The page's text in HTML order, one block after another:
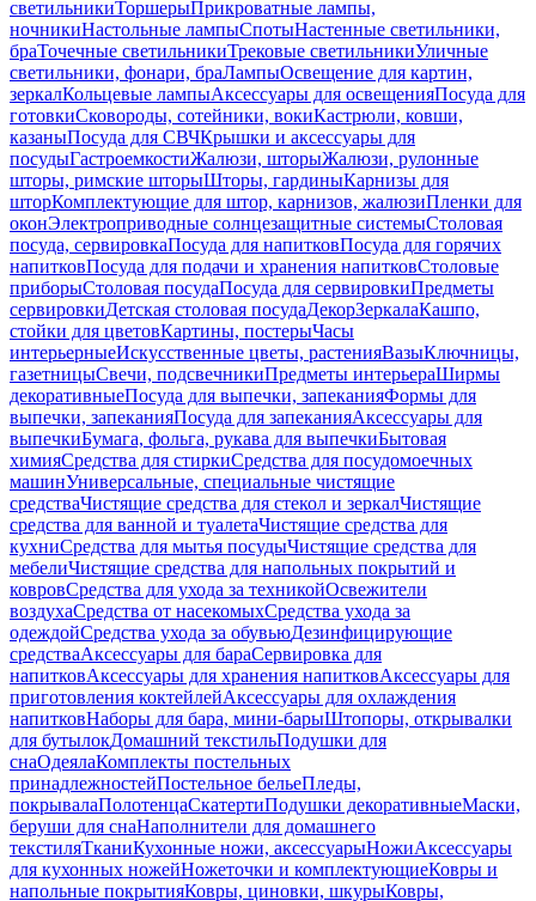
светильникиТоршерыПрикроватные лампы,
ночникиНастольные лампыСпотыНастенные светильники,
браТочечные светильникиТрековые светильникиУличные
светильники, фонари, браЛампыОсвещение для картин,
зеркалКольцевые лампыАксессуары для освещенияПосуда для
готовкиСковороды, сотейники, вокиКастрюли, ковши,
казаныПосуда для СВЧКрышки и аксессуары для
посудыГастроемкостиЖалюзи, шторыЖалюзи, рулонные
шторы, римские шторыШторы, гардиныКарнизы для
шторКомплектующие для штор, карнизов, жалюзиПленки для
оконЭлектроприводные солнцезащитные системыСтоловая
посуда, сервировкаПосуда для напитковПосуда для горячих
напитковПосуда для подачи и хранения напитковСтоловые
приборыСтоловая посудаПосуда для сервировкиПредметы
сервировкиДетская столовая посудаДекорЗеркалаКашпо,
стойки для цветовКартины, постерыЧасы
интерьерныеИскусственные цветы, растенияВазыКлючницы,
газетницыСвечи, подсвечникиПредметы интерьераШирмы
декоративныеПосуда для выпечки, запеканияФормы для
выпечки, запеканияПосуда для запеканияАксессуары для
выпечкиБумага, фольга, рукава для выпечкиБытовая
химияСредства для стиркиСредства для посудомоечных
машинУниверсальные, специальные чистящие
средстваЧистящие средства для стекол и зеркалЧистящие
средства для ванной и туалетаЧистящие средства для
кухниСредства для мытья посудыЧистящие средства для
мебелиЧистящие средства для напольных покрытий и
ковровСредства для ухода за техникойОсвежители
воздухаСредства от насекомыхСредства ухода за
одеждойСредства ухода за обувьюДезинфицирующие
средстваАксессуары для бараСервировка для
напитковАксессуары для хранения напитковАксессуары для
приготовления коктейлейАксессуары для охлаждения
напитковНаборы для бара, мини-барыШтопоры, открывалки
для бутылокДомашний текстильПодушки для
снаОдеялаКомплекты постельных
принадлежностейПостельное бельеПледы,
покрывалаПолотенцаСкатертиПодушки декоративныеМаски,
беруши для снаНаполнители для домашнего
текстиляТканиКухонные ножи, аксессуарыНожиАксессуары
для кухонных ножейНожеточки и комплектующиеКовры и
напольные покрытияКовры, циновки, шкурыКовры,